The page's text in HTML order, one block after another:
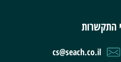
התקשרות
cs@seach.co.il